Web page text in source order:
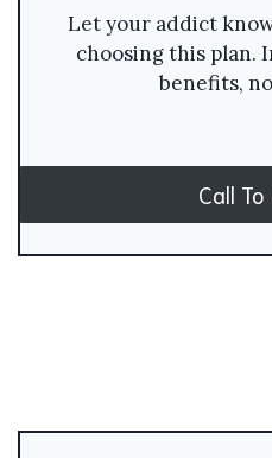
Let your addict
choosing this plan.
benefits,
Call